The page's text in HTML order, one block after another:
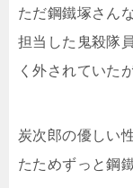
ただ鋼鐵塚さん
担当した鬼殺隊
く外されていた
炭次郎の優しい
たためずっと鋼